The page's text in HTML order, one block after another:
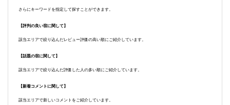
さらにキーワードを指定して探すことができます。
【評判の良い宿に関して】
該当エリアで絞り込んだレビュー評価の高い順にご紹介しています。
【話題の宿に関して】
該当エリアで絞り込んだ評価した人の多い順にご紹介しています。
【新着コメントに関して】
該当エリアで新しいコメントをご紹介しています。